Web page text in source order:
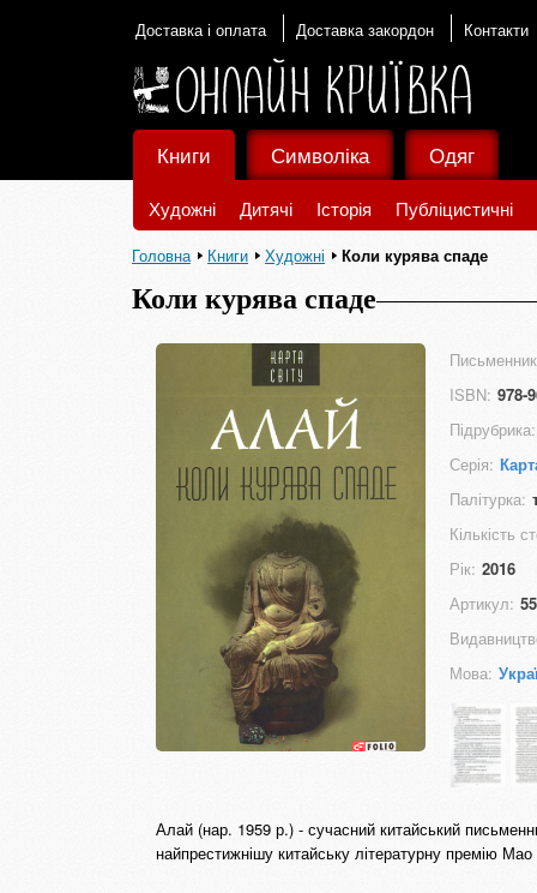
Доставка і оплата Доставка закордон Контакти
Книги
Художні Дитячі Історія Публіцистичні
Символіка Одяг
Головна Книги Художні Коли курява спаде
Коли курява спаде
ISBN: 978-
Підрубрика:
Серія:
Палітурка:
Кількість
Рік: 2016
Артикул:
Мова:
Алай (нар. 1959 р.) - сучасний китайський
найпрестижнішу китайську літературну премію